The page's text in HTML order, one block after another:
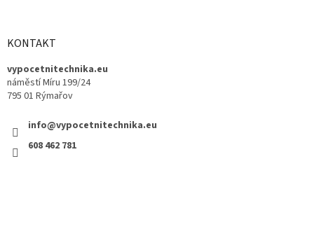
KONTAKT
vypocetnitechnika.eu
náměstí Míru 199/24
795 01 Rýmařov
info@vypocetnitechnika.eu
608 462 781